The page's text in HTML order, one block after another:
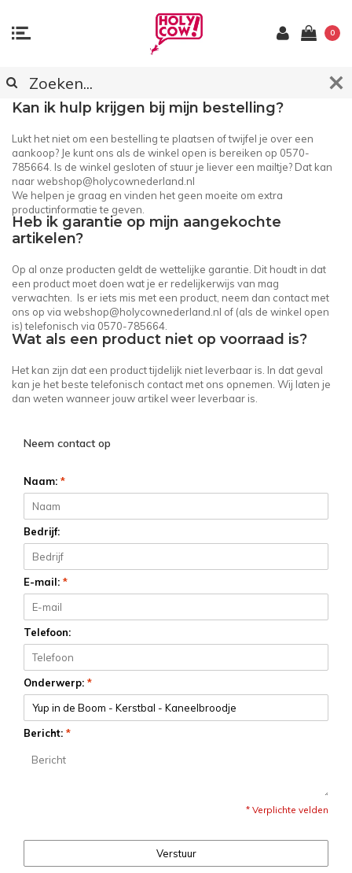
0
KLANTENSERVICE
Kan ik hulp krijgen bij mijn bestelling?
Lukt het niet om een bestelling te plaatsen of twijfel je over een
aankoop? Je kunt ons als de winkel open is bereiken op 0570-
785664. Is de winkel gesloten of stuur je liever een mailtje? Dat kan
naarwebshop@holycownederland.nl
We helpen je graag en vinden het geen moeite om extra
productinformatie te geven.
Heb ik garantie op mijn aangekochte
artikelen?
Op al onze producten geldt de wettelijke garantie. Dit houdt in dat
een product moet doen wat je er redelijkerwijs van mag
verwachten. Is er iets mis met een product, neem dan contact met
ons op via webshop@holycownederland.nl of (als de winkel open
is) telefonisch via 0570-785664.
Wat als een product niet op voorraad is?
Het kan zijn dat een product tijdelijk niet leverbaar is. In dat geval
kan je het beste telefonisch contact met ons opnemen. Wij laten je
dan weten wanneer jouw artikel weer leverbaar is.
Neem contact op
Naam: *
Bedrijf:
E-mail: *
Telefoon:
Onderwerp: *
Bericht: *
* Verplichte velden
Verstuur